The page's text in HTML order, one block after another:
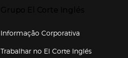
Informação Corporativa
Trabalhar no El Corte Inglés(abre en